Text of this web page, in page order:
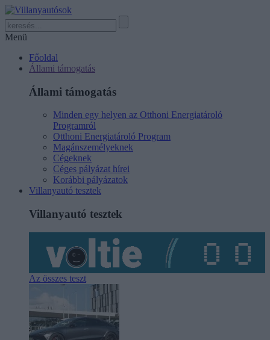
Menü
Főoldal
Állami támogatás
Állami támogatás
Minden egy helyen az Otthoni Energiatároló
Programról
Otthoni Energiatároló Program
Magánszemélyeknek
Cégeknek
Céges pályázat hírei
Korábbi pályázatok
Villanyautó tesztek
Villanyautó tesztek
Az összes teszt